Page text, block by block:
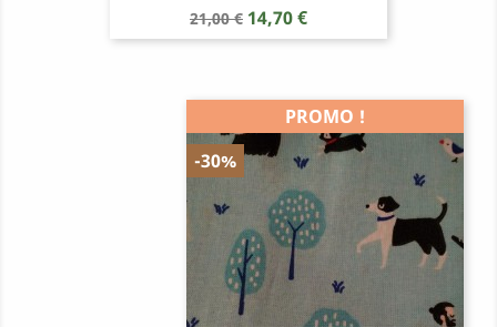
Prix
de
21,00 € Prix
14,70 €
PROMO !
-30%